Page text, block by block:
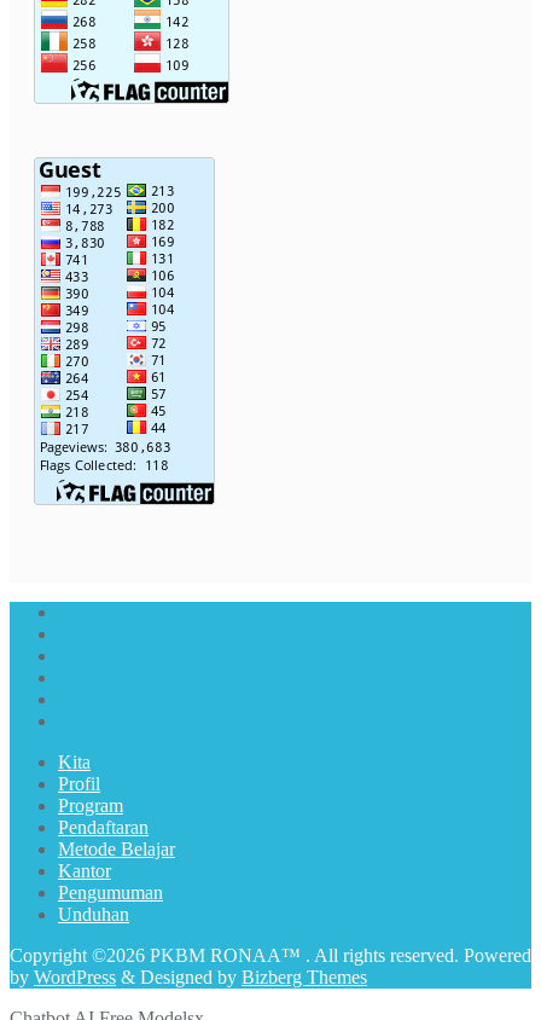
Kita
Profil
Program
Pendaftaran
Metode Belajar
Kantor
Pengumuman
Unduhan
Copyright ©2026 PKBM RONAA™ . All rights reserved. Powered
by WordPress & Designed by Bizberg Themes